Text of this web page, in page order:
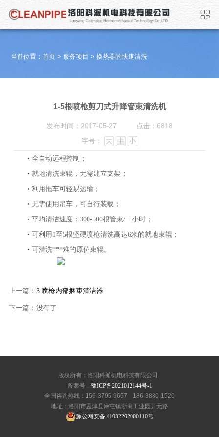
当前位置：首页 > 服务项目 >换热器的快速清洗
1-5根喷枪剪刀式升降管束清洗机
发布时间：2017-05-27
点击：6818
字号：
大 中 小
• 全自动远程控制；
• 就地清洗束辊，无需建立支架；
• 利用拖车可轻易运输；
• 无需使用吊车，可自行装载；
• 平均清洁速度：300-500根管束/一小时；
• 可利用1至5根坚硬喷枪清洗高达6米的就地束辊；
• 可清洗***难的原位束辊。
上一篇： 3 喷枪内部捆束清洁器
下一篇：没有了
版权所有：洛阳科派机电科技有限公司
备案号： 豫ICP备2021012144号-1
全国咨询热线：156-3795-9667 186-3880-1520
地址：洛阳市孟津县麻屯镇浙商工业园开元路
豫公网安备 41032202000110号